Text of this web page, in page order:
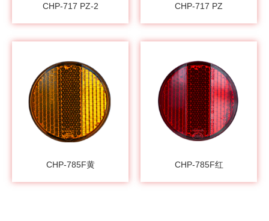
CHP-717 PZ-2 CHP-717 PZ
CHP-785F黄 CHP-785F红